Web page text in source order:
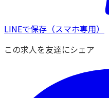
LINEで保存 （スマホ専用）
この求人を友達にシェア